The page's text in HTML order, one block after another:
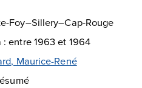
Foy–Sillery–Cap-Rouge
:entre 1963 et 1964
Maurice-René